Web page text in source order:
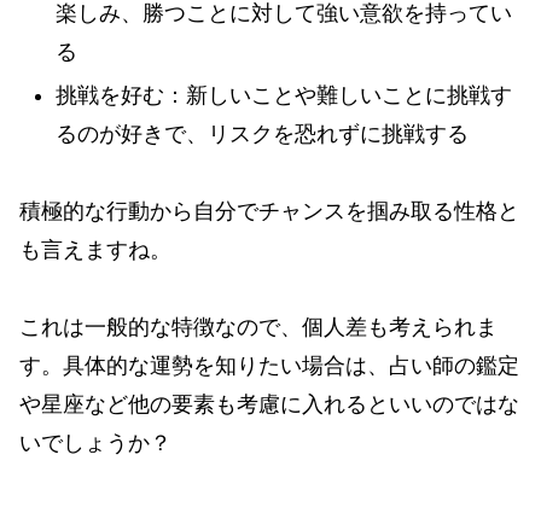
楽しみ、勝つことに対して強い意欲を持ってい
る
挑戦を好む：新しいことや難しいことに挑戦す
るのが好きで、リスクを恐れずに挑戦する
積極的な行動から自分でチャンスを掴み取る性格と
も言えますね。
これは一般的な特徴なので、個人差も考えられま
す。具体的な運勢を知りたい場合は、占い師の鑑定
や星座など他の要素も考慮に入れるといいのではな
いでしょうか？